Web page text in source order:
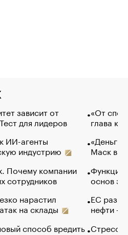
зависит от
для лидеров
ИИ-агенты
индустрию
Почему компании
сотрудников
нарастил
на склады
способ вредить
«От
глава
«Деньги
Маск в
Функции
основ
ЕС
нефти —
Стресс